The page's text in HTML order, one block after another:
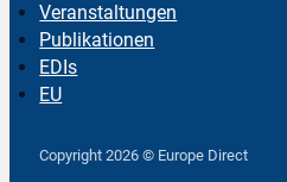
Veranstaltungen
Publikationen
EDIs
EU
Copyright 2026 © Europe Direct